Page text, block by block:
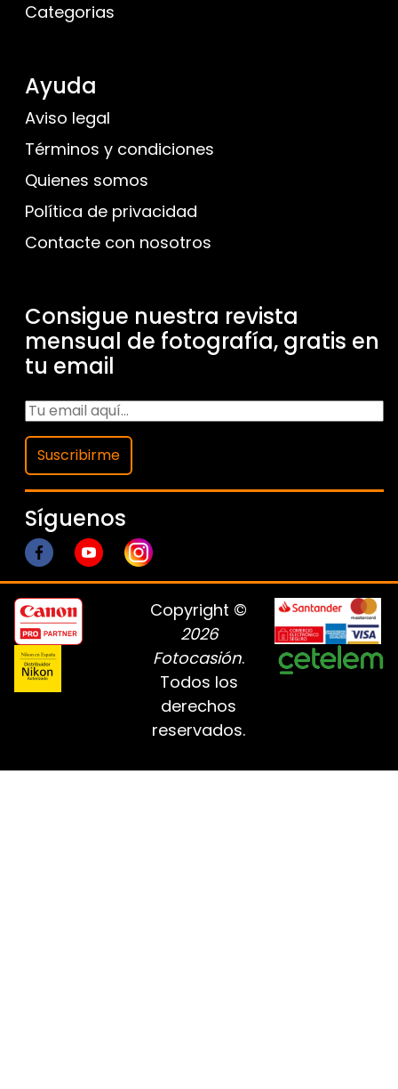
Categorias
Ayuda
Aviso legal
Términos y condiciones
Quienes somos
Política de privacidad
Contacte con nosotros
Consigue nuestra revista
mensual de fotografía, gratis en
tu email
Suscribirme
Síguenos
Copyright ©
2026
Fotocasión.
Todos los
derechos
reservados.